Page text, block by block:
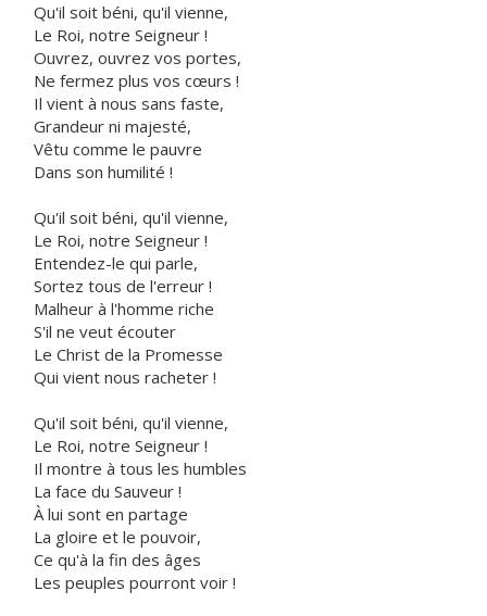
Qu'il soit béni, qu'il vienne,
Le Roi, notre Seigneur !
Ouvrez, ouvrez vos portes,
Ne fermez plus vos cœurs !
Il vient à nous sans faste,
Grandeur ni majesté,
Vêtu comme le pauvre
Dans son humilité !
Qu'il soit béni, qu'il vienne,
Le Roi, notre Seigneur !
Entendez-le qui parle,
Sortez tous de l'erreur !
Malheur à l'homme riche
S'il ne veut écouter
Le Christ de la Promesse
Qui vient nous racheter !
Qu'il soit béni, qu'il vienne,
Le Roi, notre Seigneur !
Il montre à tous les humbles
La face du Sauveur !
À lui sont en partage
La gloire et le pouvoir,
Ce qu'à la fin des âges
Les peuples pourront voir !